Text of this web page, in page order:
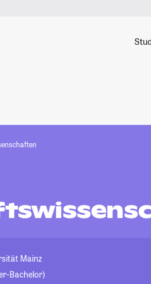
Mainz
Bachelor)